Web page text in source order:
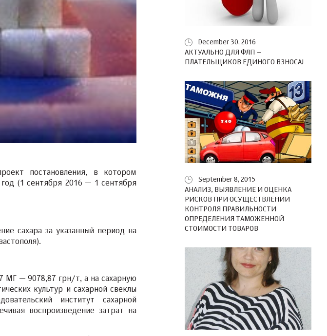
постановления, в котором
(1 сентября 2016 — 1 сентября
сахара за указанный период на
МГ — 9078,87 грн/т, а на сахарную
культур и сахарной свеклы
институт сахарной
воспроизведение затрат на
December 30, 2016
АКТУАЛЬНО ДЛЯ ФЛП –
ПЛАТЕЛЬЩИКОВ ЕДИНОГО ВЗНОСА!
September 8, 2015
АНАЛИЗ, ВЫЯВЛЕНИЕ И ОЦЕНКА
РИСКОВ ПРИ ОСУЩЕСТВЛЕНИИ
КОНТРОЛЯ ПРАВИЛЬНОСТИ
ОПРЕДЕЛЕНИЯ ТАМОЖЕННОЙ
СТОИМОСТИ ТОВАРОВ